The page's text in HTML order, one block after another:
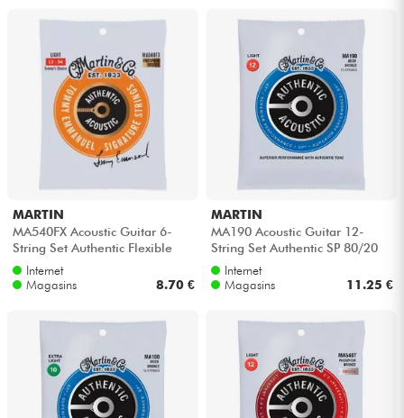
Packs
MARTIN
MA540FX Acoustic Guitar 6-
String Set Authentic Flexible
Core Phosphor Bronze 12-54 -
Je...
Internet
Magasins
8.70 €
MARTIN
MA190 Acoustic Guitar 12-
String Set Authentic SP 80/20
Bronze 6-String Set Authentic
SP...
Internet
Magasins
11.25 €